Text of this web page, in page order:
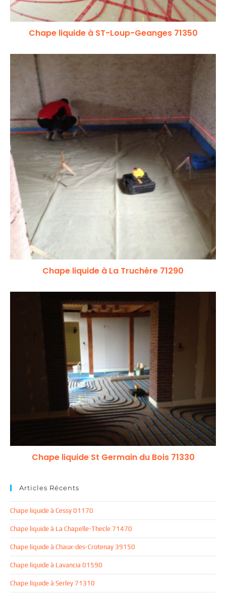
Chape liquide à ST-Loup-Geanges 71350
Chape liquide à La Truchère 71290
Chape liquide St Germain du Bois 71330
Articles Récents
Chape liquide à Cessy 01170
Chape liquide à La Chapelle-Thecle 71470
Chape liquide à Chaux-des-Crotenay 39150
Chape liquide à Lavancia 01590
Chape liquide à Serley 71310